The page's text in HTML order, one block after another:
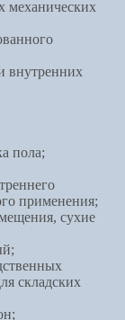
механических
внутренних
пола;
применения;
сухие
складских